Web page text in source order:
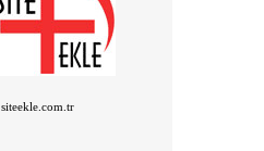
siteekle.com.tr